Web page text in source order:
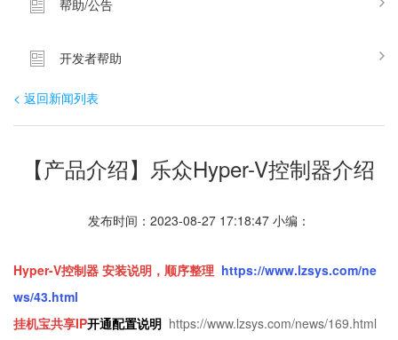
帮助/公告
开发者帮助
< 返回新闻列表
【产品介绍】乐众Hyper-V控制器介绍
发布时间：2023-08-27 17:18:47 小编：
Hyper-V控制器 安装说明，顺序整理 https://www.lzsys.com/ne
ws/43.html
挂机宝共享IP开通配置说明 https://www.lzsys.com/news/169.html